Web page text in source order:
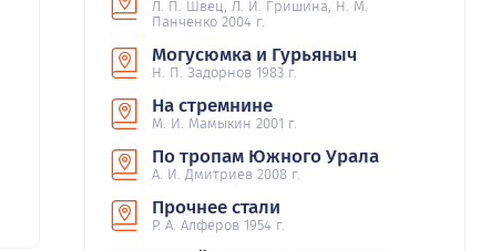
Л. П. Швец, Л. И. Гришина, Н. М.
Панченко 2004 г.
Могусюмка и Гурьяныч
Н. П. Задорнов 1983 г.
На стремнине
М. И. Мамыкин 2001 г.
По тропам Южного Урала
А. И. Дмитриев 2008 г.
Прочнее стали
Р. А. Алферов 1954 г.